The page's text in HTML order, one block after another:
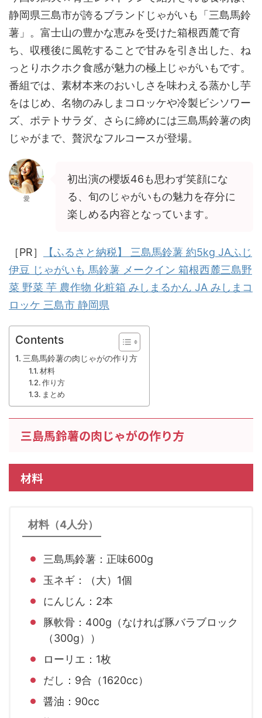
静岡県三島市が誇るブランドじゃがいも「三島馬鈴
薯」。富士山の豊かな恵みを受けた箱根西麓で育
ち、収穫後に風乾することで甘みを引き出した、ね
っとりホクホク食感が魅力の極上じゃがいもです。
番組では、素材本来のおいしさを味わえる蒸かし芋
をはじめ、名物のみしまコロッケや冷製ビシソワー
ズ、ポテトサラダ、さらに締めには三島馬鈴薯の肉
じゃがまで、贅沢なフルコースが登場。
愛
初出演の櫻坂46も思わず笑顔にな
る、旬のじゃがいもの魅力を存分に
楽しめる内容となっています。
［PR］
【ふるさと納税】 三島馬鈴薯 約5kg JAふじ
伊豆 じゃがいも 馬鈴薯 メークイン 箱根西麓三島野
菜 野菜 芋 農作物 化粧箱 みしまるかん JA みしまコ
ロッケ 三島市 静岡県
Contents
三島馬鈴薯の肉じゃがの作り方
材料
作り方
まとめ
三島馬鈴薯の肉じゃがの作り方
材料
材料（4人分）
三島馬鈴薯：正味600g
玉ネギ：（大）1個
にんじん：2本
豚軟骨：400g（なければ豚バラブロック
（300g））
ローリエ：1枚
だし：9合（1620cc）
醤油：90cc